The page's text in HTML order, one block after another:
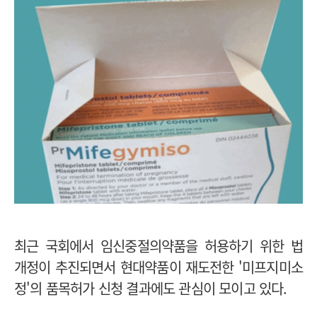
최근 국회에서 임신중절의약품을 허용하기 위한 법
개정이 추진되면서 현대약품이 재도전한 '미프지미소
정'의 품목허가 신청 결과에도 관심이 모이고 있다.